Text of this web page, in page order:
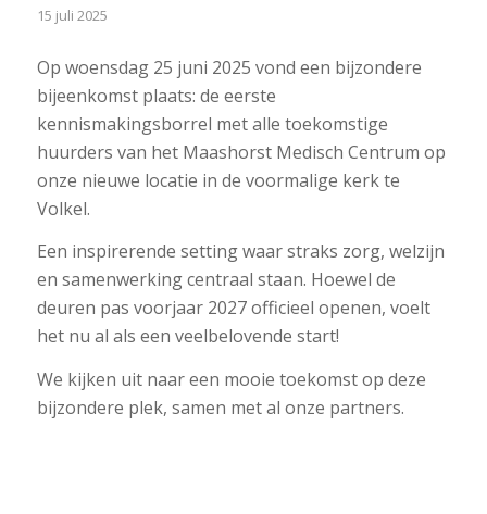
15 juli 2025
Op woensdag 25 juni 2025 vond een bijzondere
bijeenkomst plaats: de eerste
kennismakingsborrel met alle toekomstige
huurders van het Maashorst Medisch Centrum op
onze nieuwe locatie in de voormalige kerk te
Volkel.
Een inspirerende setting waar straks zorg, welzijn
en samenwerking centraal staan. Hoewel de
deuren pas voorjaar 2027 officieel openen, voelt
het nu al als een veelbelovende start!
We kijken uit naar een mooie toekomst op deze
bijzondere plek, samen met al onze partners.